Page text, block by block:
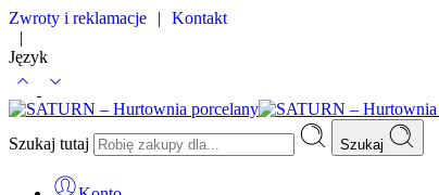
Zwroty i reklamacje |
Kontakt
|
Język
Szukaj tutaj Szukaj